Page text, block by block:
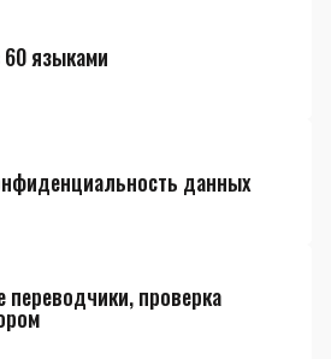
60 языками
данных
проверка